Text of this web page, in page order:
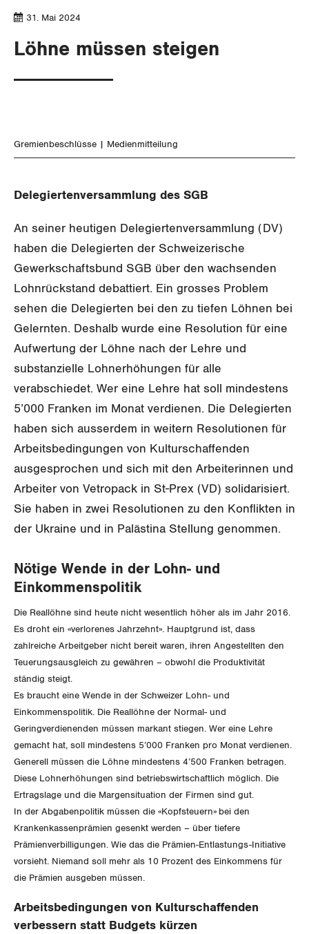
Gewerkschaftsrechte
Arbeitssicherheit und Gesundheitsschutz
Gesundheit
Verkehr
Bestellformular
Vorstand
Präsidialausschuss
Migrationskommission
KANTONALE BÜNDE
Aargau
Beide Basel
Freiburg
Glarus
Graubünden
Luzern
Neuenburg
Solothurn
Thurgau
ANGESCHLOSSENE VERBÄNDE
AGENDA
Artikel
Dossier
Vernehmlassungen
Bücher/Broschüren
Blog Daniel Lampart
Kontakt
31. Mai 2024
Löhne müssen steigen
Gremienbeschlüsse Medienmitteilung
Delegiertenversammlung des SGB
An seiner heutigen Delegiertenversammlung (DV)
haben die Delegierten der Schweizerische
Gewerkschaftsbund SGB über den wachsenden
Lohnrückstand debattiert. Ein grosses Problem
sehen die Delegierten bei den zu tiefen Löhnen bei
Gelernten. Deshalb wurde eine Resolution für eine
Aufwertung der Löhne nach der Lehre und
substanzielle Lohnerhöhungen für alle
verabschiedet. Wer eine Lehre hat soll mindestens
5’000 Franken im Monat verdienen. Die Delegierten
haben sich ausserdem in weitern Resolutionen für
Arbeitsbedingungen von Kulturschaffenden
ausgesprochen und sich mit den Arbeiterinnen und
Arbeiter von Vetropack in St-Prex (VD) solidarisiert.
Sie haben in zwei Resolutionen zu den Konflikten in
der Ukraine und in Palästina Stellung genommen.
Nötige Wende in der Lohn- und
Einkommenspolitik
Die Reallöhne sind heute nicht wesentlich höher als im Jahr 2016.
Es droht ein «verlorenes Jahrzehnt». Hauptgrund ist, dass
zahlreiche Arbeitgeber nicht bereit waren, ihren Angestellten den
Teuerungsausgleich zu gewähren – obwohl die Produktivität
ständig steigt.
Es braucht eine Wende in der Schweizer Lohn- und
Einkommenspolitik. Die Reallöhne der Normal- und
Geringverdienenden müssen markant stiegen. Wer eine Lehre
gemacht hat, soll mindestens 5’000 Franken pro Monat verdienen.
Generell müssen die Löhne mindestens 4’500 Franken betragen.
Diese Lohnerhöhungen sind betriebswirtschaftlich möglich. Die
Ertragslage und die Margensituation der Firmen sind gut.
In der Abgabenpolitik müssen die «Kopfsteuern» bei den
Krankenkassenprämien gesenkt werden – über tiefere
Prämienverbilligungen. Wie das die Prämien-Entlastungs-Initiative
vorsieht. Niemand soll mehr als 10 Prozent des Einkommens für
die Prämien ausgeben müssen.
Arbeitsbedingungen von Kulturschaffenden
verbessern statt Budgets kürzen